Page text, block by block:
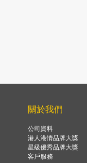
關於我們
公司資料
港人港情品牌大獎
星級優秀品牌大獎
客戶服務